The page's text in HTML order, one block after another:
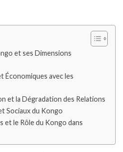
et ses Dimensions
Économiques avec les
et la Dégradation des Relations
Sociaux du Kongo
et le Rôle du Kongo dans